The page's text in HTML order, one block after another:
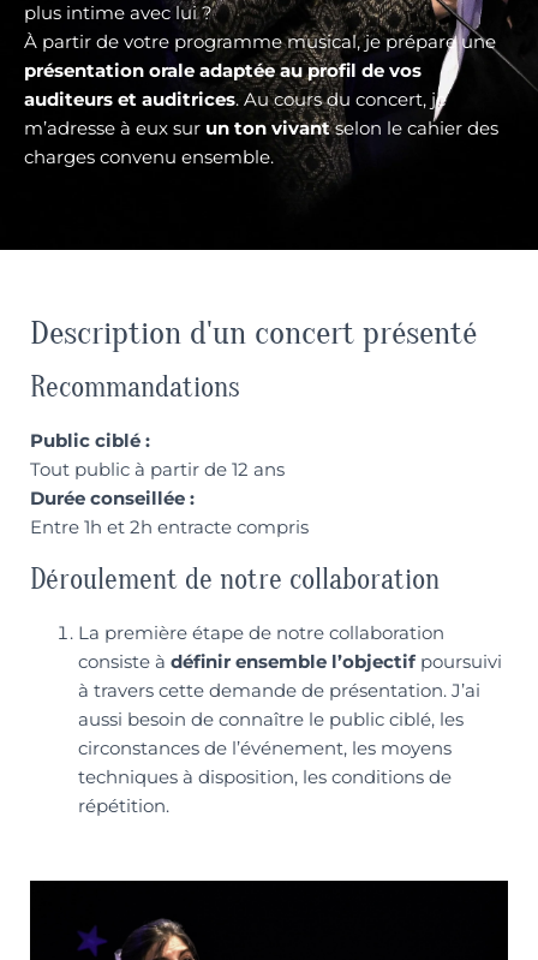
plus intime avec lui ?
À partir de votre programme musical, je prépare une
présentation orale adaptée au profil de vos
auditeurs et auditrices. Au cours du concert, je
m’adresse à eux sur un ton vivantselon le cahier des
charges convenu ensemble.
Description d'un concert présenté
Recommandations
Public ciblé :
Tout public à partir de 12 ans
Durée conseillée :
Entre 1h et 2h entracte compris
Déroulement de notre collaboration
La première étape de notre collaboration
consiste à définir ensemble l’objectif poursuivi
à travers cette demande de présentation. J’ai
aussi besoin de connaître le public ciblé, les
circonstances de l’événement, les moyens
techniques à disposition, les conditions de
répétition.